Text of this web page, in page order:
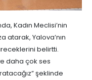
Kadın Meclisi’nin
Yalova’nın
belirtti.
daha çok ses
şeklinde